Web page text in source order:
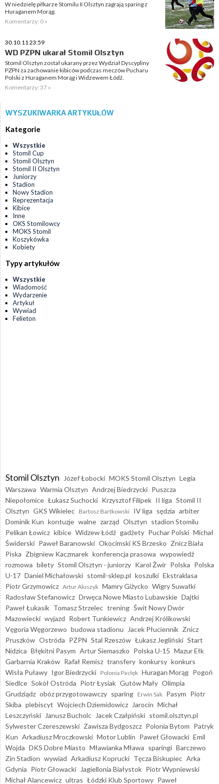
W niedzielę piłkarze Stomilu II Olsztyn zagrają sparing z
Huraganem Morąg.
Komentarzy: 0 »
30.10.11 23:59
WD PZPN ukarał Stomil Olsztyn
Stomil Olsztyn został ukarany przez Wydział Dyscypliny
PZPN za zachowanie kibiców podczas meczów Pucharu
Polski z Huraganem Morąg i Widzewem Łódź.
Komentarzy: 37 »
WYSZUKIWARKA ARTYKUŁÓW
Kategorie
Wszystkie
Stomil Cup
Stomil Olsztyn
Stomil II Olsztyn
Juniorzy
Stadion
Nowy Stadion
Reprezentacja
Kibice
Inne
OKS Stomilowcy
MOKS Stomil
Koszykówka
Kobiety
Typy artykułów
Wszystkie
Wiadomość
Wydarzenie
Artykuł
Wywiad
Felieton
Stomil Olsztyn Józef Łobocki MOKS Stomil Olsztyn Legia
Warszawa Warmia Olsztyn Andrzej Biedrzycki Puszcza
Niepołomice Łukasz Suchocki Krzysztof Filipek II liga Stomil II
Olsztyn GKS Wikielec Bartosz Bartkowski IV liga sędzia arbiter
Dominik Kun kontuzje walne zarząd Olsztyn stadion Stomilu
Pelikan Łowicz kibice Widzew Łódź gadżety Puchar Polski Michał
Świderski Paweł Baranowski Okocimski KS Brzesko Znicz Biała
Piska Zbigniew Kaczmarek konferencja prasowa wypowiedź
rozmowa bilety Stomil Olsztyn - juniorzy Karol Żwir Polska Polska
U-17 Daniel Michałowski stomil-sklep.pl koszulki Ekstraklasa
Piotr Grzymowicz Artur Aluszyk Mamry Giżycko Wigry Suwałki
Radosław Stefanowicz Drwęca Nowe Miasto Lubawskie Dajtki
Paweł Łukasik Tomasz Strzelec trening Świt Nowy Dwór
Mazowiecki wyjazd Robert Tunkiewicz Andrzej Królikowski
Vęgoria Węgorzewo budowa stadionu Jacek Płuciennik Znicz
Pruszków Ostróda PZPN Stal Rzeszów Łukasz Jegliński Start
Nidzica Błękitni Pasym Artur Siemaszko Polska U-15 Mazur Ełk
Garbarnia Kraków Rafał Remisz transfery konkursy konkurs
Wisła Puławy Igor Biedrzycki Polonia Pasłęk Huragan Morąg Pogoń
Siedlce Sokół Ostróda Piotr Łysiak Gutów Mały Olimpia
Grudziądz obóz przygotowawczy sparing Erwin Sak Pasym Piotr
Skiba plebiscyt Wojciech Dziemidowicz Jarocin Michał
Leszczyński
Janusz Bucholc Jacek Czałpiński stomil.olsztyn.pl
Sylwester Czereszewski Zawisza Bydgoszcz Polonia Bytom Patryk
Kun Arkadiusz Mroczkowski Motor Lublin Paweł Głowacki Emil
Wojda DKS Dobre Miasto Mławianka Mława sparingi Barczewo
Zin Stadion wywiad Arkadiusz Koprucki Tęcza Biskupiec Arka
Gdynia Piotr Głowacki Jagiellonia Białystok Piotr Wypniewski
Michał Alancewicz ultras Łódzki Klub Sportowy Paweł